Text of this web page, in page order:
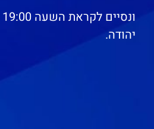
יהודה.